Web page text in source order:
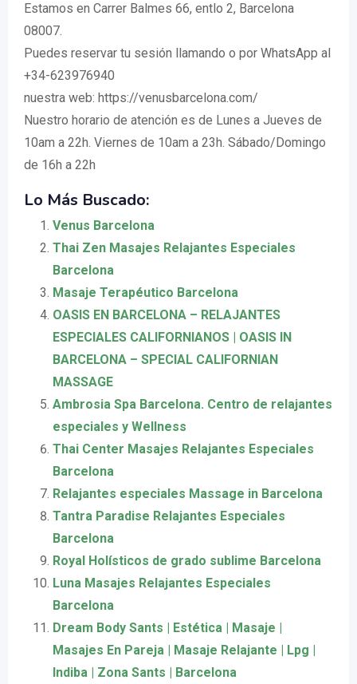
Estamos en Carrer Balmes 66, entlo 2, Barcelona
08007.
Puedes reservar tu sesión llamando o por WhatsApp al
+34-623976940
nuestra web: https://venusbarcelona.com/
Nuestro horario de atención es de Lunes a Jueves de
10am a 22h. Viernes de 10am a 23h. Sábado/Domingo
de 16h a 22h
Lo Más Buscado:
Venus Barcelona
Thai Zen Masajes Relajantes Especiales
Barcelona
Masaje Terapéutico Barcelona
OASIS EN BARCELONA – RELAJANTES
ESPECIALES CALIFORNIANOS | OASIS IN
BARCELONA – SPECIAL CALIFORNIAN
MASSAGE
Ambrosia Spa Barcelona. Centro de relajantes
especiales y Wellness
Thai Center Masajes Relajantes Especiales
Barcelona
Relajantes especiales Massage in Barcelona
Tantra Paradise Relajantes Especiales
Barcelona
Royal Holísticos de grado sublime Barcelona
Luna Masajes Relajantes Especiales
Barcelona
Dream Body Sants | Estética | Masaje |
Masajes En Pareja | Masaje Relajante | Lpg |
Indiba | Zona Sants | Barcelona